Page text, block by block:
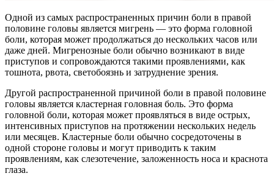
Одной из самых распространенных причин боли в правой
половине головы является мигрень — это форма головной
боли, которая может продолжаться до нескольких часов или
даже дней. Мигренозные боли обычно возникают в виде
приступов и сопровождаются такими проявлениями, как
тошнота, рвота, светобоязнь и затруднение зрения.
Другой распространенной причиной боли в правой половине
головы является кластерная головная боль. Это форма
головной боли, которая может проявляться в виде острых,
интенсивных приступов на протяжении нескольких недель
или месяцев. Кластерные боли обычно сосредоточены в
одной стороне головы и могут приводить к таким
проявлениям, как слезотечение, заложенность носа и краснота
глаза.